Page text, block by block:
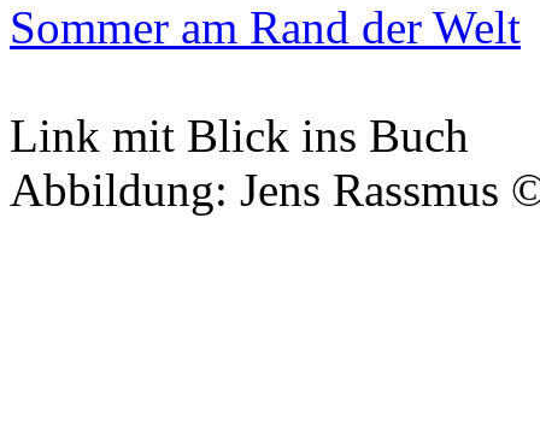
Sommer am Rand der Welt
Link mit Blick ins Buch
Abbildung: Jens Rassmus